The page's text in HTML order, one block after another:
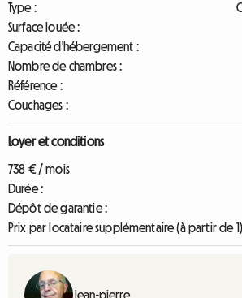
Type :
Surface louée :
Capacité d'hébergement :
Nombre de chambres :
Référence :
Couchages :
Loyer et conditions
738 € / mois
Durée :
Dépôt de garantie :
Prix par locataire supplémentaire (à partir de
Jean-pierre